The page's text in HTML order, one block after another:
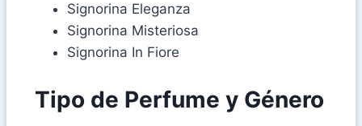
Signorina Eleganza
Signorina Misteriosa
Signorina In Fiore
Tipo de Perfume y Género